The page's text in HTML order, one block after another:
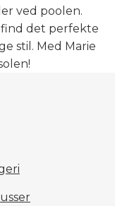
ved poolen.
find det perfekte
stil. Med Marie